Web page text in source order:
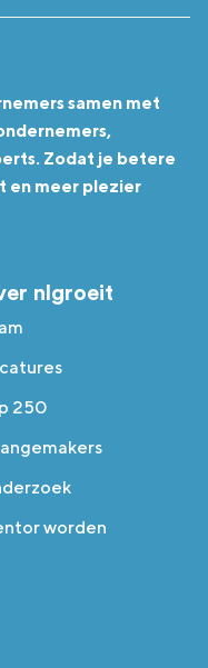
samen met
Zodat je betere
en meer plezier
nlgroeit
250
worden